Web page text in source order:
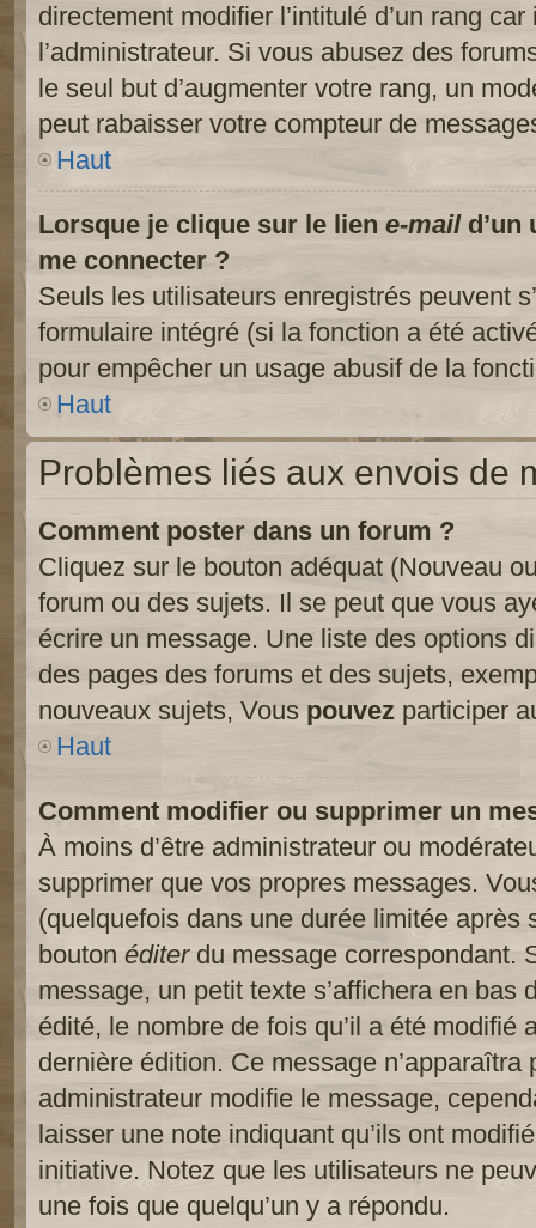
directement modifier l’intitulé d’un rang
l’administrateur. Si vous abusez des
le seul but d’augmenter votre rang, un
peut rabaisser votre compteur de
Haut
Lorsque je clique sur le lien e-maild’un
me connecter ?
Seuls les utilisateurs enregistrés peuvent
formulaire intégré (si la fonction a été
pour empêcher un usage abusif de la
Haut
Problèmes liés aux envois de
Comment poster dans un forum ?
Cliquez sur le bouton adéquat (Nouveau
forum ou des sujets. Il se peut que vous
écrire un message. Une liste des options
des pages des forums et des sujets,
nouveaux sujets, Vous pouvez participer
Haut
Comment modifier ou supprimer un
À moins d’être administrateur ou
supprimer que vos propres messages.
(quelquefois dans une durée limitée après
bouton éditerdu message correspondant.
message, un petit texte s’affichera en bas
édité, le nombre de fois qu’il a été modifié
dernière édition. Ce message
administrateur modifie le message,
laisser une note indiquant qu’ils ont
initiative. Notez que les utilisateurs ne
une fois que quelqu’un y a répondu.